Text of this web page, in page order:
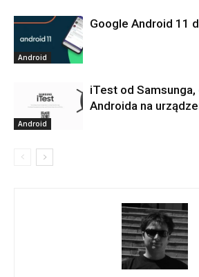
Android
Google Android 11
Android
iTest od Samsunga,
Androida na